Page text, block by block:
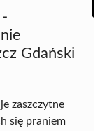
Gdański
zaszczytne
się praniem